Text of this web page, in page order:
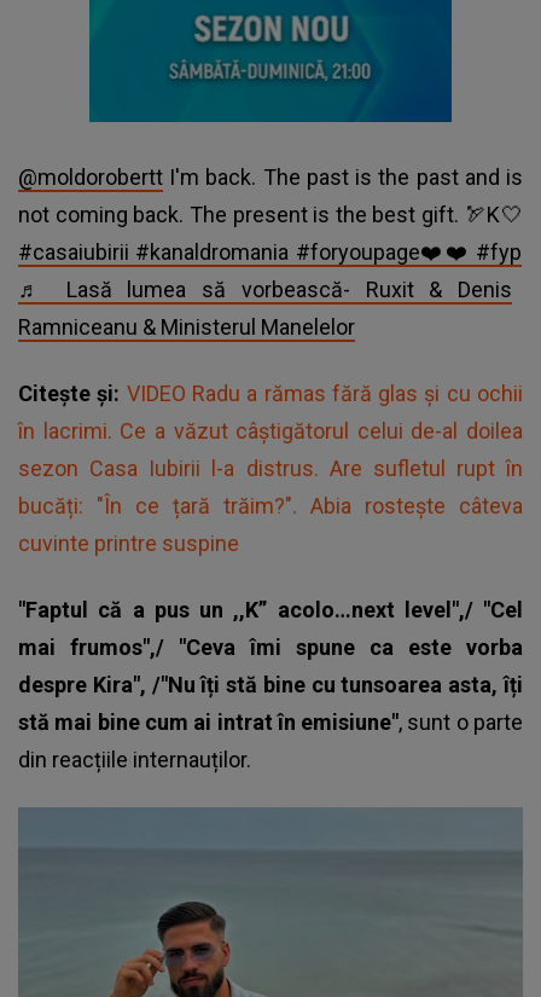
@moldorobertt I'm back. The past is the past and is
not coming back. The present is the best gift. 🏹K🤍
#casaiubirii #kanaldromania #foryoupage❤️❤️ #fyp
♬ Lasă lumea să vorbească- Ruxit & Denis
Ramniceanu & Ministerul Manelelor
Citește și: VIDEO Radu a rămas fără glas și cu ochii
în lacrimi. Ce a văzut câștigătorul celui de-al doilea
sezon Casa Iubirii l-a distrus. Are sufletul rupt în
bucăți: "În ce țară trăim?". Abia rostește câteva
cuvinte printre suspine
"Faptul că a pus un ,,K” acolo…next level",/ "Cel
mai frumos",/ "Ceva îmi spune ca este vorba
despre Kira", /"Nu îți stă bine cu tunsoarea asta, îți
stă mai bine cum ai intrat în emisiune", sunt o parte
din reacțiile internauților.